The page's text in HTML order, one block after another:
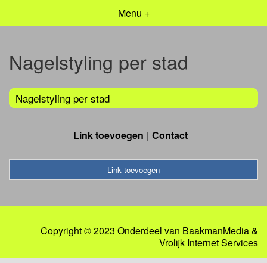
Menu +
Nagelstyling per stad
Nagelstyling per stad
Link toevoegen Contact
Link toevoegen
Copyright © 2023 Onderdeel van BaakmanMedia&
Vrolijk Internet Services